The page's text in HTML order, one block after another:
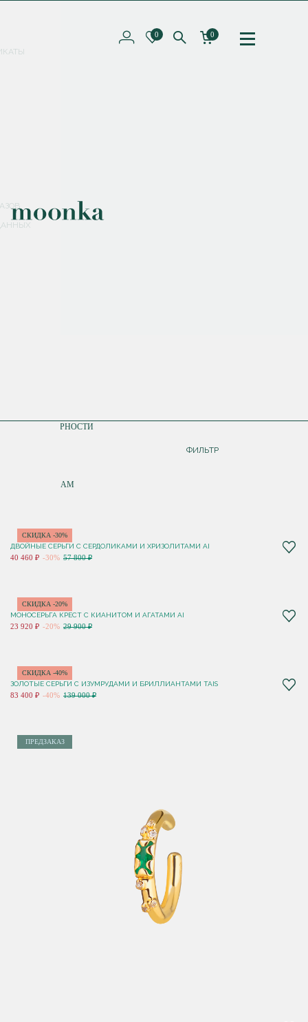
Соглашаюсь с
0 0
ПО ПОПУЛЯРНОСТИ
ПО НОВИНКАМ
ФИЛЬТР
СКИДКА -30%
ДВОЙНЫЕ СЕРЬГИ С СЕРДОЛИКАМИ И ХРИЗОЛИТАМИ AI
40 460 ₽ -30% 57 800 ₽
СКИДКА -20%
МОНОСЕРЬГА КРЕСТ С КИАНИТОМ И АГАТАМИ AI
23 920 ₽ -20% 29 900 ₽
СКИДКА -40%
ЗОЛОТЫЕ СЕРЬГИ С ИЗУМРУДАМИ И БРИЛЛИАНТАМИ TAIS
83 400 ₽ -40% 139 000 ₽
ПРЕДЗАКАЗ